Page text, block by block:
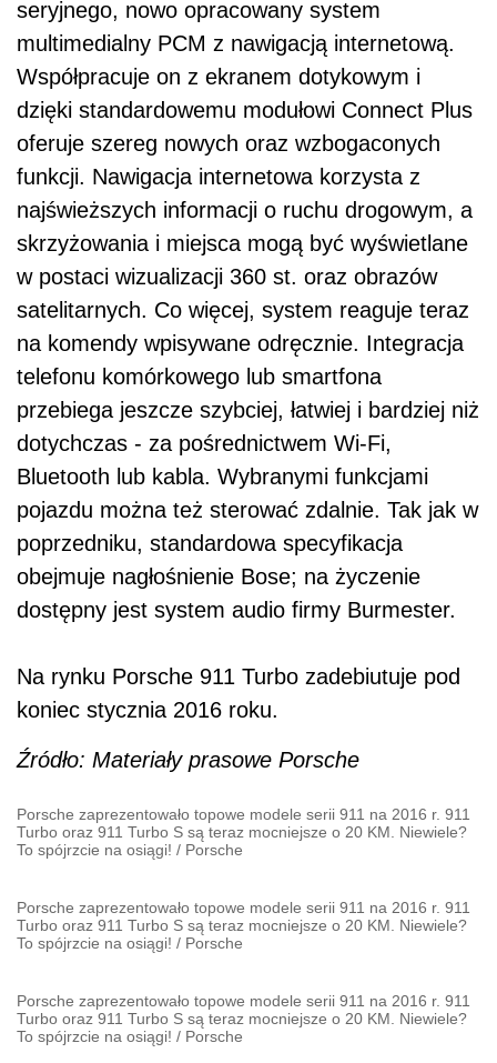
seryjnego, nowo opracowany system
multimedialny PCM z nawigacją internetową.
Współpracuje on z ekranem dotykowym i
dzięki standardowemu modułowi Connect Plus
oferuje szereg nowych oraz wzbogaconych
funkcji. Nawigacja internetowa korzysta z
najświeższych informacji o ruchu drogowym, a
skrzyżowania i miejsca mogą być wyświetlane
w postaci wizualizacji 360 st. oraz obrazów
satelitarnych. Co więcej, system reaguje teraz
na komendy wpisywane odręcznie. Integracja
telefonu komórkowego lub smartfona
przebiega jeszcze szybciej, łatwiej i bardziej niż
dotychczas - za pośrednictwem Wi-Fi,
Bluetooth lub kabla. Wybranymi funkcjami
pojazdu można też sterować zdalnie. Tak jak w
poprzedniku, standardowa specyfikacja
obejmuje nagłośnienie Bose; na życzenie
dostępny jest system audio firmy Burmester.
Na rynku Porsche 911 Turbo zadebiutuje pod
koniec stycznia 2016 roku.
Źródło: Materiały prasowe Porsche
Porsche zaprezentowało topowe modele serii 911 na 2016 r. 911
Turbo oraz 911 Turbo S są teraz mocniejsze o 20 KM. Niewiele?
To spójrzcie na osiągi! / Porsche
Porsche zaprezentowało topowe modele serii 911 na 2016 r. 911
Turbo oraz 911 Turbo S są teraz mocniejsze o 20 KM. Niewiele?
To spójrzcie na osiągi! / Porsche
Porsche zaprezentowało topowe modele serii 911 na 2016 r. 911
Turbo oraz 911 Turbo S są teraz mocniejsze o 20 KM. Niewiele?
To spójrzcie na osiągi! / Porsche